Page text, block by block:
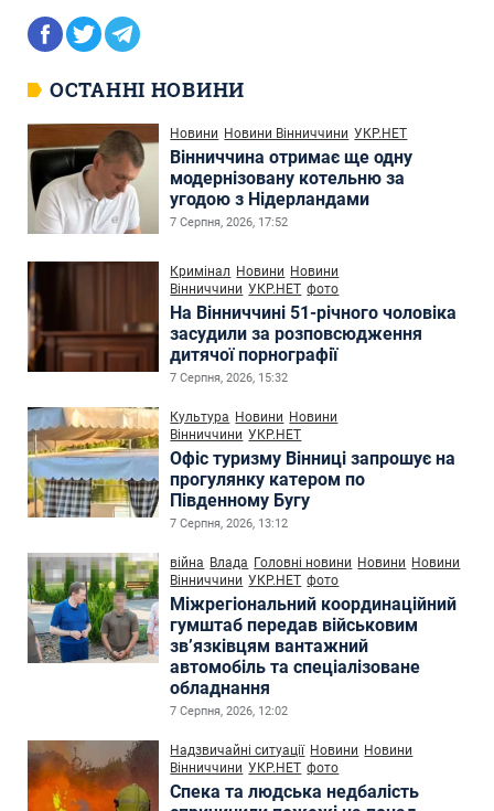
ОСТАННІ НОВИНИ
Новини Новини Вінниччини УКР.НЕТ
Вінниччина отримає ще одну
модернізовану котельню за
угодою з Нідерландами
7 Серпня, 2026, 17:52
Кримінал Новини Новини
Вінниччини УКР.НЕТ фото
На Вінниччині 51-річного чоловіка
засудили за розповсюдження
дитячої порнографії
7 Серпня, 2026, 15:32
Культура Новини Новини
Вінниччини УКР.НЕТ
Офіс туризму Вінниці запрошує на
прогулянку катером по
Південному Бугу
7 Серпня, 2026, 13:12
війна Влада Головні новини Новини Новини
Вінниччини УКР.НЕТ фото
Міжрегіональний координаційний
гумштаб передав військовим
зв’язківцям вантажний
автомобіль та спеціалізоване
обладнання
7 Серпня, 2026, 12:02
Надзвичайні ситуації Новини Новини
Вінниччини УКР.НЕТ фото
Спека та людська недбалість